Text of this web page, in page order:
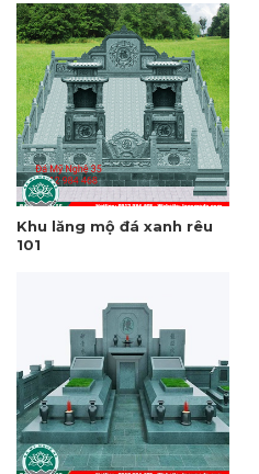
Khu lăng mộ đá xanh rêu
101